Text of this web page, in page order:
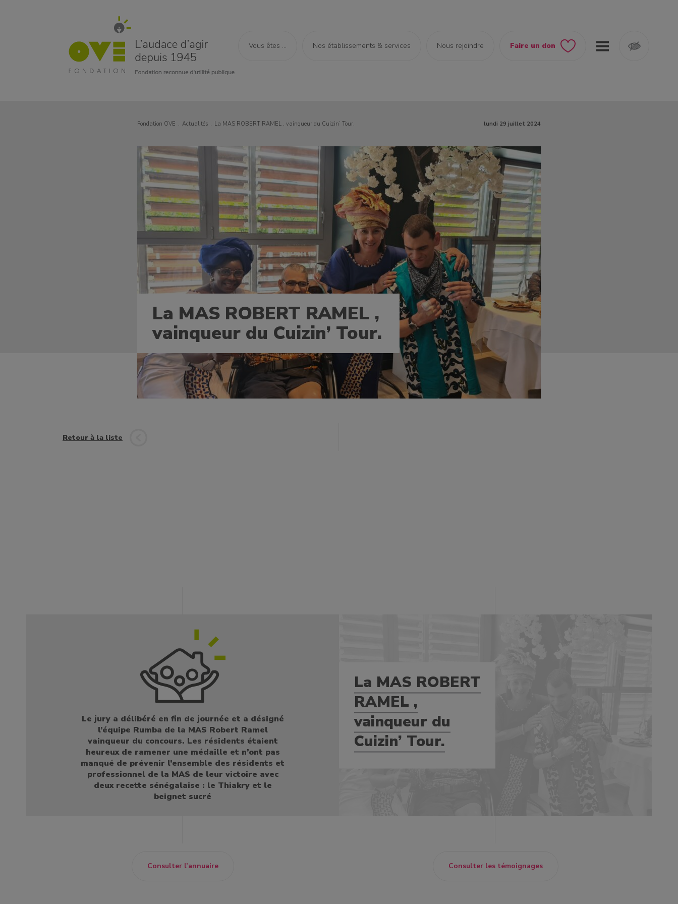
Vous êtes ... Nos établissements & services Nous rejoindre Faire un don
Fondation OVE Actualités La MAS ROBERT RAMEL , vainqueur du Cuizin’ Tour. lundi 29 juillet 2024
La MAS ROBERT RAMEL ,
vainqueur du Cuizin’ Tour.
Retour à la liste
Le jury a délibéré en fin de journée et a désigné
l’équipe Rumba de la MAS Robert Ramel
vainqueur du concours. Les résidents étaient
heureux de ramener une médaille et n’ont pas
manqué de prévenir l’ensemble des résidents et
professionnel de la MAS de leur victoire avec
deux recette sénégalaise : le Thiakry et le
beignet sucré
Consulter l’annuaire
La MAS ROBERT
RAMEL ,
vainqueur du
Cuizin’ Tour.
Consulter les témoignages